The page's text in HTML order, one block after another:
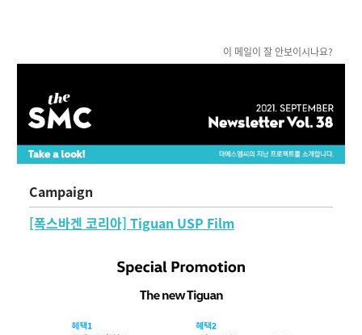
이 메일이 잘 안보이시나요?
Campaign
[폭스바겐 코리아] Tiguan USP Film